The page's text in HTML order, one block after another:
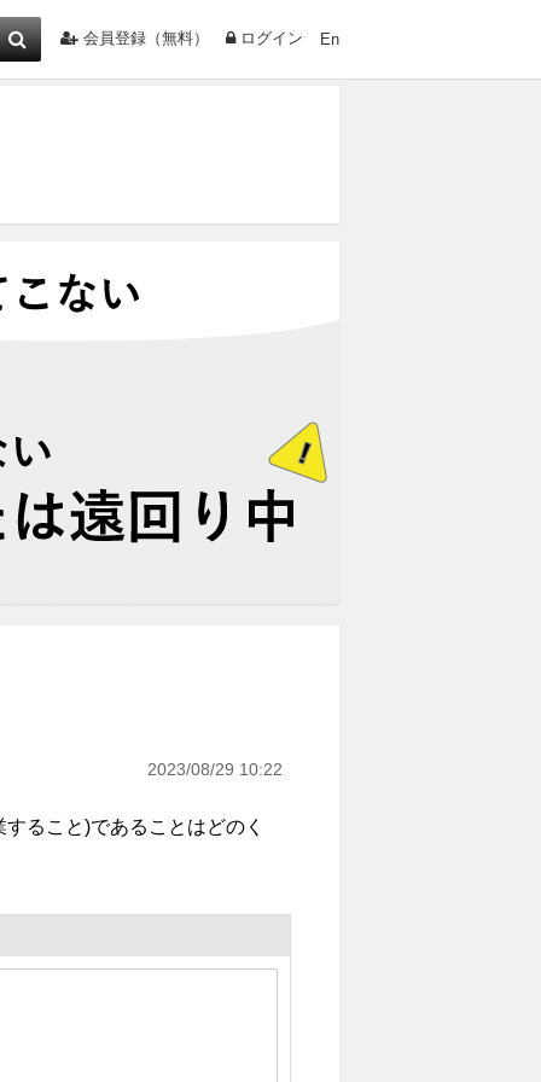
会員登録（無料） ログイン En
2023/08/29 10:22
ること)であることはどのく